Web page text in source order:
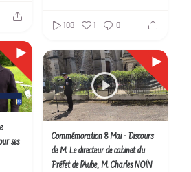
108 1 0
ses
Commémoration 8 Mai - Discours
de M. Le directeur de cabinet du
Préfet de l'Aube, M. Charles NOÏN